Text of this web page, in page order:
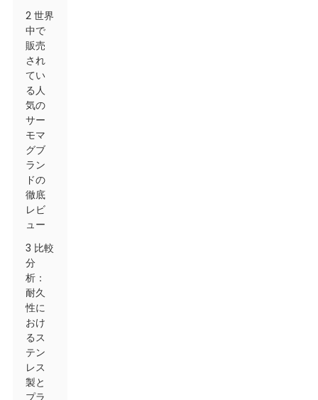
2 世界
中で
販売
され
てい
る人
気の
サー
モマ
グブ
ラン
ドの
徹底
レビ
ュー
3 比較
分
析：
耐久
性に
おけ
るス
テン
レス
製と
プラ